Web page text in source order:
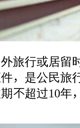
旅行或居留
，是公民旅
不超过10年